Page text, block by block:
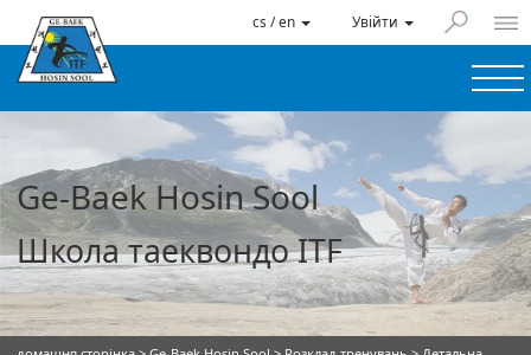
cs / en Увійти
Ge-Baek Hosin Sool
Школа таеквондо ITF